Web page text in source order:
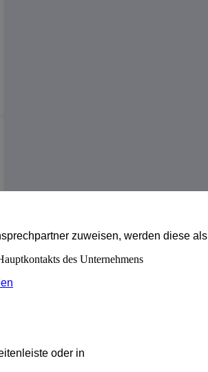
zuweisen, werden diese als
des Unternehmens
oder in